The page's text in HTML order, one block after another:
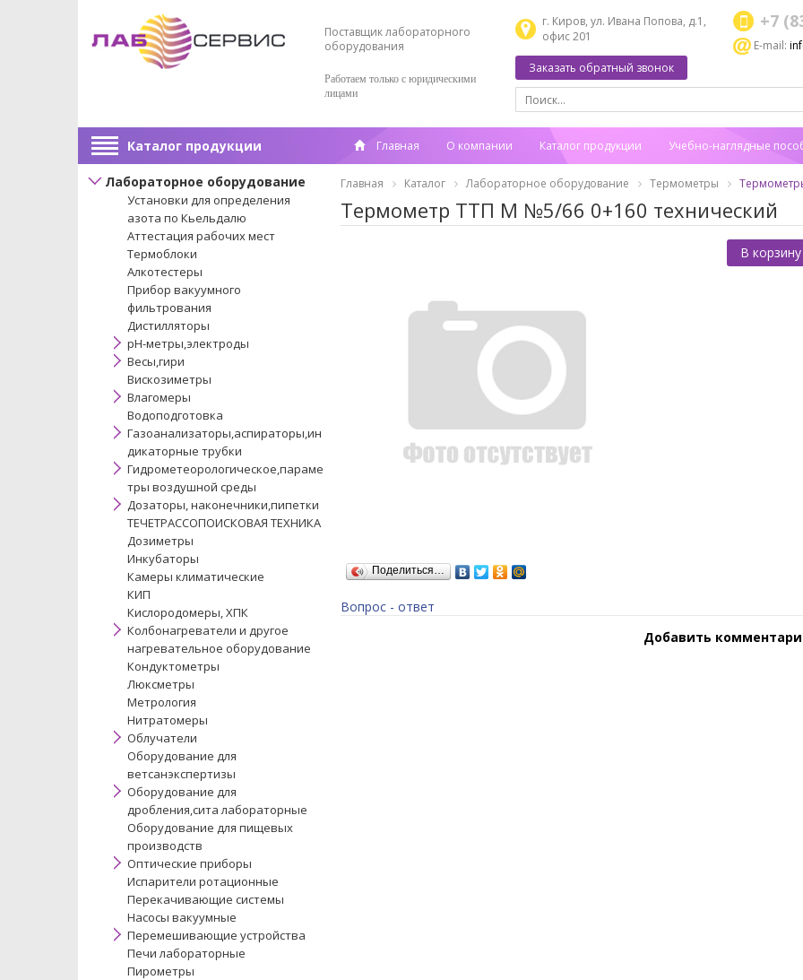
Поставщик лабораторного
оборудования
Работаем только с юридическими
лицами
г. Киров, ул. Ивана Попова, д.1,
офис 201
+7
E-mail:
Заказать обратный звонок
Каталог продукции Главная О компании Каталог продукции Учебно-наглядные
Лабораторное оборудование
Установки для определения
азота по Кьельдалю
Аттестация рабочих мест
Термоблоки
Алкотестеры
Прибор вакуумного
фильтрования
Дистилляторы
pH-метры,электроды
Весы,гири
Вискозиметры
Влагомеры
Водоподготовка
Газоанализаторы,аспираторы,ин
дикаторные трубки
Гидрометеорологическое,параме
тры воздушной среды
Дозаторы, наконечники,пипетки
ТЕЧЕТРАССОПОИСКОВАЯ ТЕХНИКА
Дозиметры
Инкубаторы
Камеры климатические
КИП
Кислородомеры, ХПК
Колбонагреватели и другое
нагревательное оборудование
Кондуктометры
Люксметры
Метрология
Нитратомеры
Облучатели
Оборудование для
ветсанэкспертизы
Оборудование для
дробления,сита лабораторные
Оборудование для пищевых
производств
Оптические приборы
Испарители ротационные
Перекачивающие системы
Насосы вакуумные
Перемешивающие устройства
Печи лабораторные
Пирометры
Главная Каталог Лабораторное оборудование Термометры
Термометр ТТП М №5/66 0+160 технический
Поделиться…
В корзину
Вопрос - ответ
Добавить